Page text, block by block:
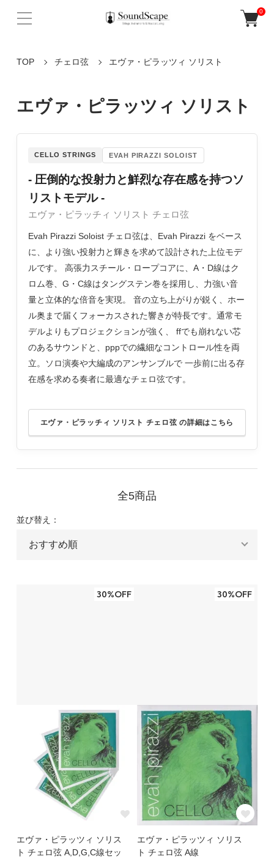
0
TOP チェロ弦 エヴァ・ピラッツィ ソリスト
エヴァ・ピラッツィ ソリスト
CELLO STRINGS EVAH PIRAZZI SOLOIST
- 圧倒的な投射力と鮮烈な存在感を持つソ
リストモデル -
エヴァ・ピラッチィ ソリスト チェロ弦
Evah Pirazzi Soloist チェロ弦は、Evah Pirazzi をベース
に、より強い投射力と輝きを求めて設計された上位モデ
ルです。 高張力スチール・ロープコアに、A・D線はク
ロム巻、G・C線はタングステン巻を採用し、力強い音
量と立体的な倍音を実現。 音の立ち上がりが鋭く、ホー
ル奥まで届くフォーカスされた響きが特長です。通常モ
デルよりもプロジェクションが強く、 ffでも崩れない芯
のあるサウンドと、pppでの繊細なコントロール性を両
立。ソロ演奏や大編成のアンサンブルで 一歩前に出る存
在感を求める奏者に最適なチェロ弦です。
エヴァ・ピラッチィ ソリスト チェロ弦 の詳細はこちら
全5商品
並び替え：
30%OFF
エヴァ・ピラッツィ ソリス
ト チェロ弦 A,D,G,C線セッ
30%OFF
エヴァ・ピラッツィ ソリス
ト チェロ弦 A線